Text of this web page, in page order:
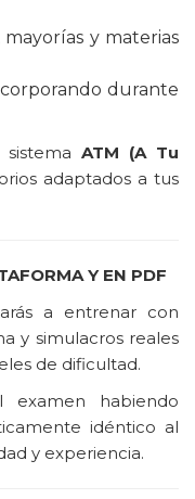
y materias
durante
sistemaATM (A Tu
adaptados a tus
Y EN PDF
a entrenar con
y simulacros reales
de dificultad.
habiendo
idéntico al
y experiencia.